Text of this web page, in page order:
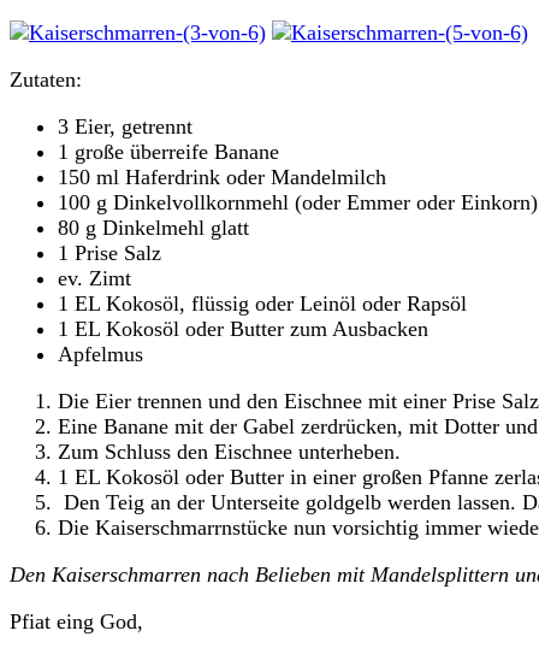
Zutaten:
3 Eier, getrennt
1 große überreife Banane
150 ml Haferdrink oder Mandelmilch
100 g Dinkelvollkornmehl (oder Emmer oder Einkorn)
80 g Dinkelmehl glatt
1 Prise Salz
ev. Zimt
1 EL Kokosöl, flüssig oder Leinöl oder Rapsöl
1 EL Kokosöl oder Butter zum Ausbacken
Apfelmus
Die Eier trennen und den Eischnee mit einer Prise
Eine Banane mit der Gabel zerdrücken, mit Dotter
Zum Schluss den Eischnee unterheben.
1 EL Kokosöl oder Butter in einer großen Pfanne
Den Teig an der Unterseite goldgelb werden lassen.
Die Kaiserschmarrnstücke nun vorsichtig immer
Den Kaiserschmarren nach Belieben mit Mandelsplittern
Pfiat eing God,